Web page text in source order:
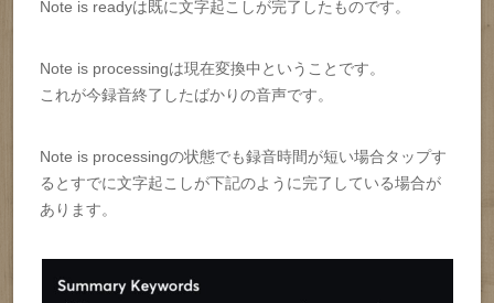
Note is readyは既に文字起こしが完了したものです。
Note is processingは現在変換中ということです。
これが今録音終了したばかりの音声です。
Note is processingの状態でも録音時間が短い場合タップす
るとすでに文字起こしが下記のように完了している場合が
あります。